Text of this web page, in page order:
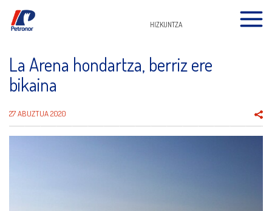
HIZKUNTZA
La Arena hondartza, berriz ere
bikaina
27 ABUZTUA 2020